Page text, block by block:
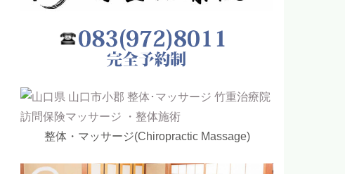
整体・マッサージ(Chiropractic Massage)